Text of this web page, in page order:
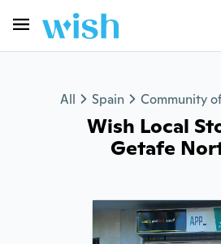
All Spain Community
Wish Local
Getafe